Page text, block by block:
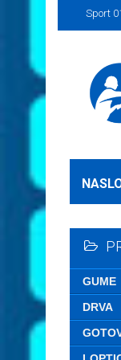
Sport
GUME
DRVA